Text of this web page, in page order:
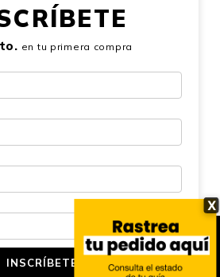
X
en tu primera compra
INSCRÍBETE